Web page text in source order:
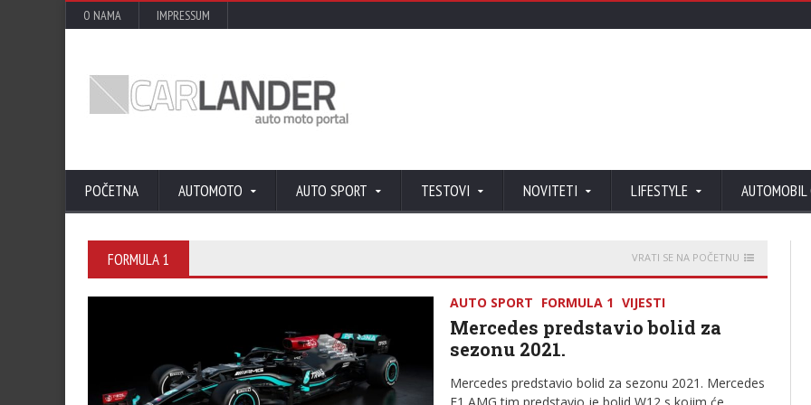
O NAMA IMPRESSUM
POČETNA AUTOMOTO AUTO SPORT TESTOVI NOVITETI LIFESTYLE AUTOMOBIL
FORMULA 1 VRATI SE NA POČETNU
AUTO SPORT FORMULA 1 VIJESTI
Mercedes predstavio bolid za
sezonu 2021.
Mercedes predstavio bolid za sezonu 2021. Mercedes